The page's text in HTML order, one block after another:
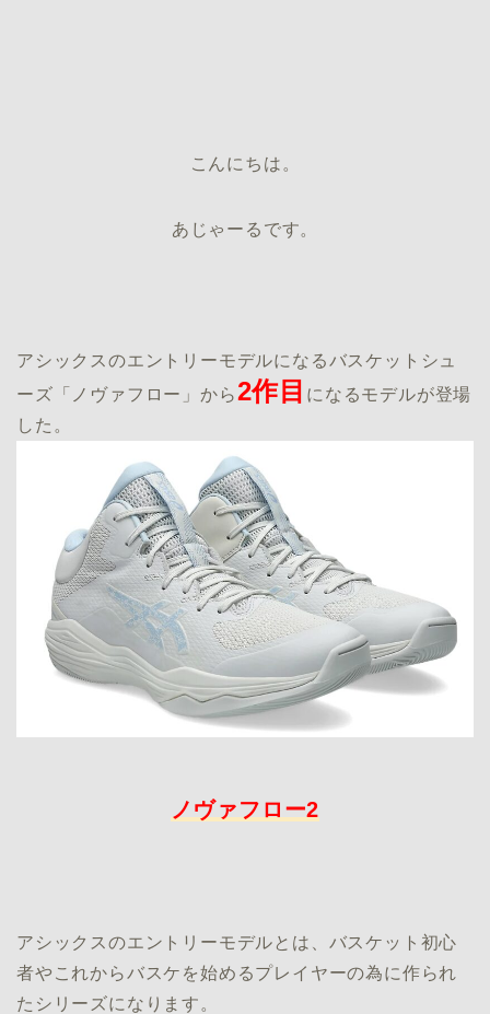
こんにちは。
あじゃーるです。
アシックスのエントリーモデルになるバスケットシュ
ーズ「ノヴァフロー」から2作目 になるモデルが登場
した。
ノヴァフロー2
アシックスのエントリーモデルとは、バスケット初心
者やこれからバスケを始めるプレイヤーの為に作られ
たシリーズになります。